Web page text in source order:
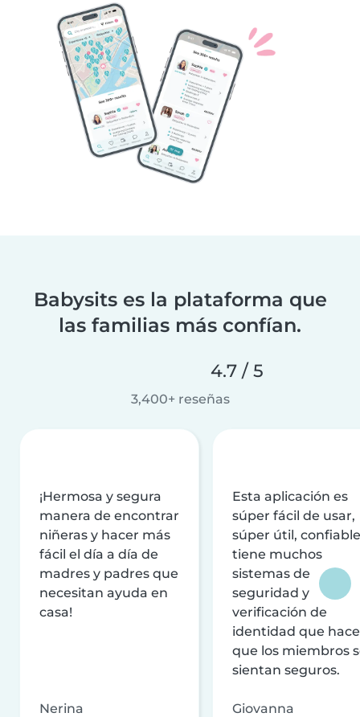
Babysits es la plataforma que
las familias más confían.
4.7 / 5
3,400+ reseñas
¡Hermosa y segura
manera de encontrar
niñeras y hacer más
fácil el día a día de
madres y padres que
necesitan ayuda en
casa!
Nerina
Esta aplicación es
súper fácil de usar,
súper útil,
tiene muchos
sistemas de
seguridad y
verificación de
identidad que
que los miembros
sientan seguros.
Giovanna